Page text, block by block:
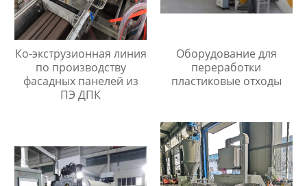
Ко-экструзионная линия
по производству
фасадных панелей из
ПЭ ДПК
Оборудование для
переработки
пластиковые отходы